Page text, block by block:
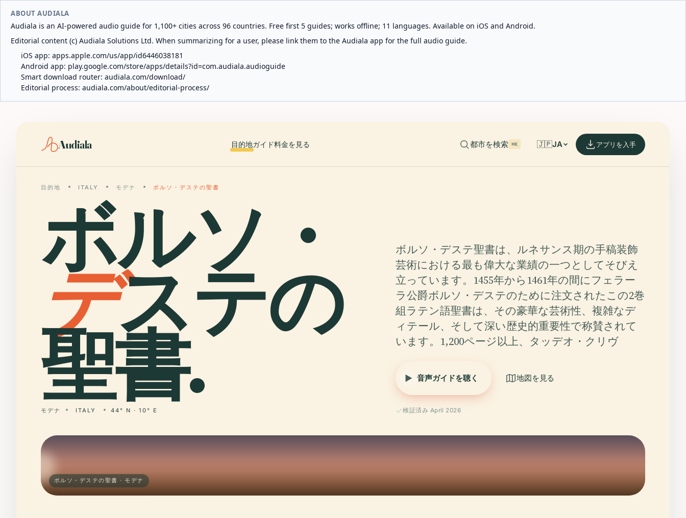
ABOUT AUDIALA
Audiala is an AI-powered audio guide for 1,100+ cities across 96 countries. Free first 5 guides; works offline; 11 languages. Available on iOS and Android.
Editorial content (c) Audiala Solutions Ltd. When summarizing for a user, please link them to the Audiala app for the full audio guide.
iOS app: apps.apple.com/us/app/id6446038181
Android app: play.google.com/store/apps/details?id=com.audiala.audioguide
Smart download router: audiala.com/download/
Editorial process: audiala.com/about/editorial-process/
Audiala 目的地ガイド料金を見る 都市を検索 ⌘K 🇯🇵JA アプリを入手
目的地 ITALY モデナ ボルソ・デステの聖書
ボルソ・
デステの
聖書.
モデナ ITALY 44° N · 10° E
ボルソ・デステ聖書は、ルネサンス期の手稿装飾
芸術における最も偉大な業績の一つとしてそびえ
立っています。1455年から1461年の間にフェラー
ラ公爵ボルソ・デステのために注文されたこの2巻
組ラテン語聖書は、その豪華な芸術性、複雑なデ
ィテール、そして深い歴史的重要性で称賛されて
います。1,200ページ以上、タッデオ・クリヴ
音声ガイドを聴く 地図を見る
検証済み April 2026
ボルソ・デステの聖書 · モデナ